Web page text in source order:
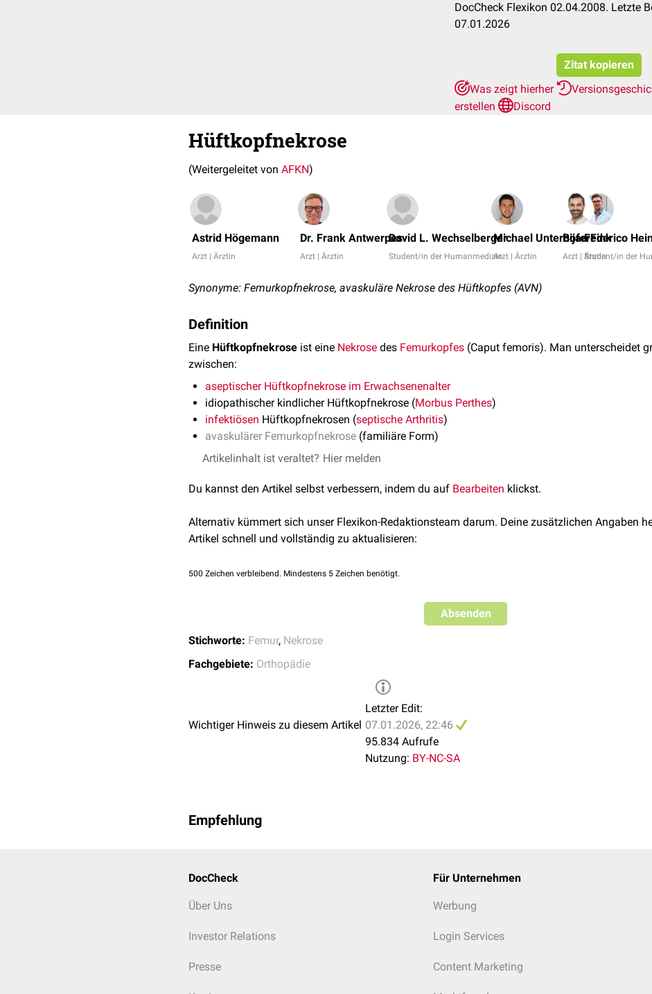
DocCheck Flexikon 02.04.2008. Letzte
07.01.2026
Zitat kopieren
Was zeigt hierher
erstellen
Discord
Hüftkopfnekrose
(Weitergeleitet von AFKN)
Astrid Högemann
Arzt | Ärztin
Dr. Frank Antwerpes
Arzt | Ärztin
David L. Wechselberger
Student/in der Humanmedizin
Michael Unterhofer
Arzt | Ärztin
Bijan Fink
Arzt | Ärztin
Federico
Student/in der
Synonyme: Femurkopfnekrose, avaskuläre Nekrose des Hüftkopfes (AVN)
Definition
Eine Hüftkopfnekrose ist eine Nekrose des Femurkopfes (Caput femoris). Man unterscheidet
zwischen:
aseptischer Hüftkopfnekrose im Erwachsenenalter
idiopathischer kindlicher Hüftkopfnekrose (Morbus Perthes)
infektiösen Hüftkopfnekrosen (septische Arthritis)
avaskulärer Femurkopfnekrose (familiäre Form)
Artikelinhalt ist veraltet? Hier melden
Du kannst den Artikel selbst verbessern, indem du auf Bearbeiten klickst.
Alternativ kümmert sich unser Flexikon-Redaktionsteam darum. Deine zusätzlichen Angaben
Artikel schnell und vollständig zu aktualisieren:
500 Zeichen verbleibend. Mindestens 5 Zeichen benötigt.
Absenden
Stichworte: Femur, Nekrose
Fachgebiete: Orthopädie
Wichtiger Hinweis zu diesem Artikel
Letzter Edit:
07.01.2026, 22:46
95.834 Aufrufe
Nutzung: BY-NC-SA
Empfehlung
DocCheck
Über Uns
Investor Relations
Presse
Für Unternehmen
Werbung
Login Services
Content Marketing